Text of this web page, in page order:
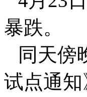
暴跌。
同天傍
试点通